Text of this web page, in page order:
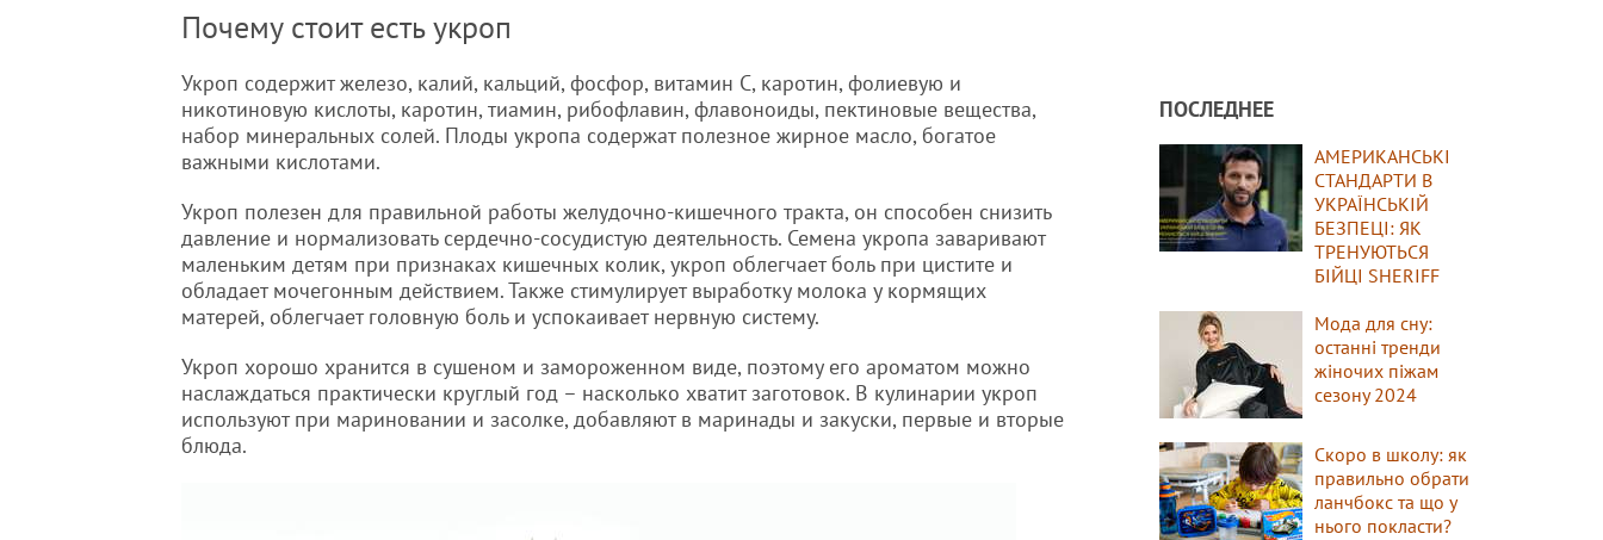
Почему стоит есть укроп
Укроп содержит железо, калий, кальций, фосфор, витамин С, каротин, фолиевую и
никотиновую кислоты, каротин, тиамин, рибофлавин, флавоноиды, пектиновые вещества,
набор минеральных солей. Плоды укропа содержат полезное жирное масло, богатое
важными кислотами.
Укроп полезен для правильной работы желудочно-кишечного тракта, он способен снизить
давление и нормализовать сердечно-сосудистую деятельность. Семена укропа заваривают
маленьким детям при признаках кишечных колик, укроп облегчает боль при цистите и
обладает мочегонным действием. Также стимулирует выработку молока у кормящих
матерей, облегчает головную боль и успокаивает нервную систему.
Укроп хорошо хранится в сушеном и замороженном виде, поэтому его ароматом можно
наслаждаться практически круглый год – насколько хватит заготовок. В кулинарии укроп
используют при мариновании и засолке, добавляют в маринады и закуски, первые и вторые
блюда.
ПОСЛЕДНЕЕ
АМЕРИКАНСЬКІ
СТАНДАРТИ В
УКРАЇНСЬКІЙ
БЕЗПЕЦІ: ЯК
ТРЕНУЮТЬСЯ
БІЙЦІ SHERIFF
Мода для сну:
останні тренди
жіночих піжам
сезону 2024
Скоро в школу: як
правильно обрати
ланчбокс та що у
нього покласти?